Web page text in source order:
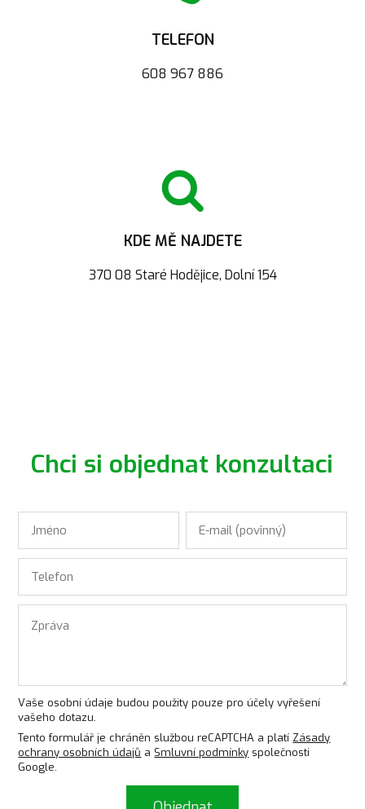
TELEFON
608 967 886
KDE MĚ NAJDETE
370 08 Staré Hodějice, Dolní 154
Chci si objednat konzultaci
Vaše osobní údaje budou použity pouze pro účely vyřešení
vašeho dotazu.
Tento formulář je chráněn službou reCAPTCHA a platí Zásady
ochrany osobních údajů a Smluvní podmínky společnosti
Google.